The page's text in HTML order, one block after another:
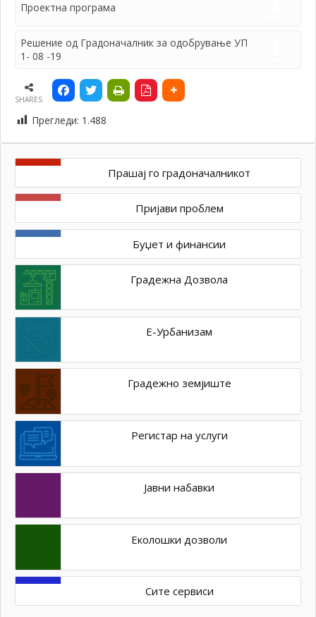
Проектна програма
Решение од Градоначалник за одобрување УП
1- 08 -19
SHARES
Прегледи: 1.488
Прашај го градоначалникот
Пријави проблем
Буџет и финансии
Градежна Дозвола
Е-Урбанизам
Градежно земјиште
Регистар на услуги
Јавни набавки
Еколошки дозволи
Сите сервиси